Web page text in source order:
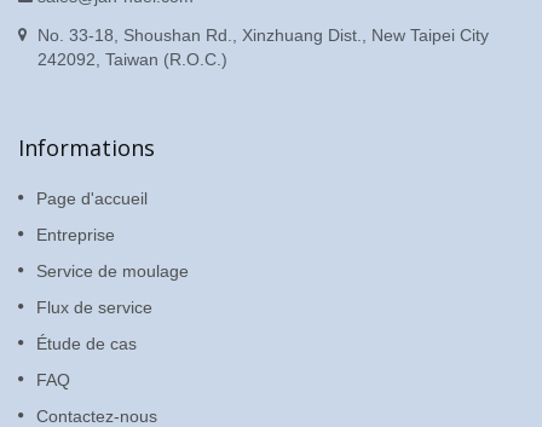
No. 33-18, Shoushan Rd., Xinzhuang Dist., New Taipei City
242092, Taiwan (R.O.C.)
Informations
Page d'accueil
Entreprise
Service de moulage
Flux de service
Étude de cas
FAQ
Contactez-nous